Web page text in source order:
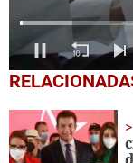
0
seconds
minutes,
14